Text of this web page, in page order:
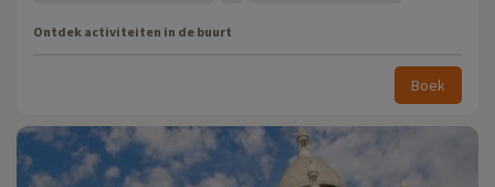
Ontdek activiteiten in de buurt
Boek